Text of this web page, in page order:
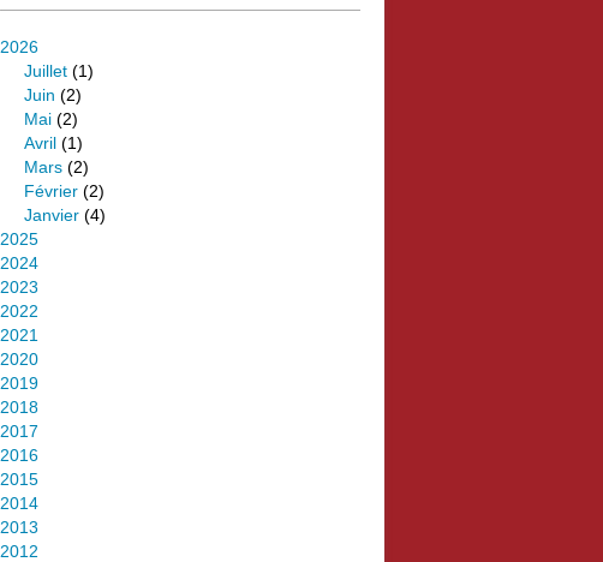
2026
Juillet (1)
Juin (2)
Mai (2)
Avril (1)
Mars (2)
Février (2)
Janvier (4)
2025
2024
2023
2022
2021
2020
2019
2018
2017
2016
2015
2014
2013
2012